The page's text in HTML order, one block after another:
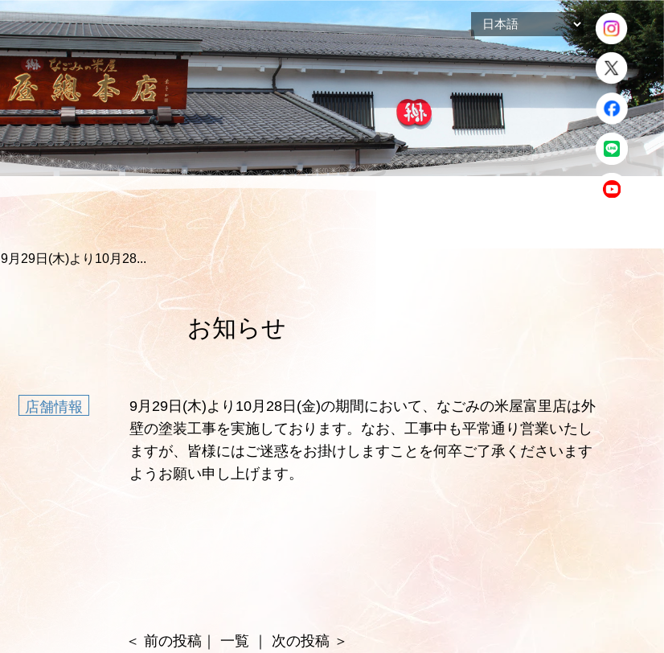
9月29日(木)より10月28...
お知らせ
店舗情報
9月29日(木)より10月28日(金)の期間において、なごみの米屋富里店は外
壁の塗装工事を実施しております。なお、工事中も平常通り営業いたし
ますが、皆様にはご迷惑をお掛けしますことを何卒ご了承くださいます
ようお願い申し上げます。
＜ 前の投稿｜ 一覧 次の投稿＞